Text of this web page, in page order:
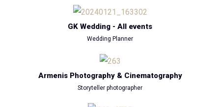
GK Wedding - All events
Wedding Planner
Armenis Photography & Cinematography
Storyteller photographer